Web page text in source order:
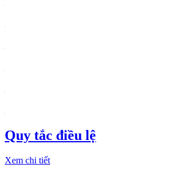
Quy tắc điều lệ
Xem chi tiết